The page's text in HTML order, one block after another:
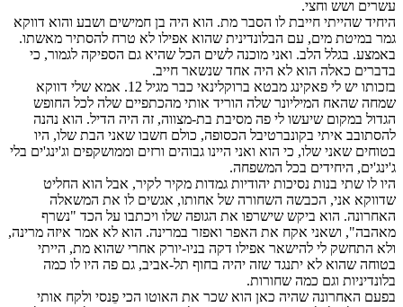
עשרים ושש וחצי.
היחיד שהייתי חייבת לו הסבר מת. הוא היה בן חמישים ושבע והוא דווקא
גמר במיטת מים, עם הבלונדינית שהוא אפילו לא טרח להסתיר מאשתו.
באמצע. בגלל הלב. ואני מוכנה לשים הכל שהיא גם הספיקה לגמור, כי
בדברים כאלה הוא לא היה אחד שנשאר חייב.
בזכותו יש לי פאקינג מבטא ברוקלינאי כבר מגיל 12. אמא שלי דווקא
שמחה שהאח המיליונר שלה הוריד אותי מהכתפיים שלה לכל החופש
הגדול במקום שיעשו לי פה מסיבת בת-מצווה, זה היה הדיל. הוא נהנה
להסתובב איתי בקונברטיבל הכסופה, כולם חשבו שאני הבת שלו, היו
בטוחים שאני שלו, כי הוא ואני היינו גבוהים ורזים וממושקפים וג'ינג'ים בלי
ג'ינג'ים, היחידים בכל המשפחה.
היו לו שתי בנות נסיכות יהודיות גמדות מקיר לקיר, אבל הוא החליט
שדווקא אני, הכבשה השחורה של אחותו, אגשים לו את המשאלה
האחרונה. הוא ביקש שישרפו את הגופה שלו ויכתבו על הכד "נשרף
מאהבה", ושאני אקח את האפר ואפזר במרינה. הוא לא אמר איזה מרינה,
ולא התחשק לי להישאר אפילו דקה בניו-יורק אחרי שהוא מת, הייתי
בטוחה שהוא לא יתנגד שזה יהיה בחוף תל-אביב, גם פה היו לו כמה
בלונדיניות וגם כמה שחורות.
בפעם האחרונה שהיה כאן הוא שכר את האוטו הכי פֵנסי ולקח אותי